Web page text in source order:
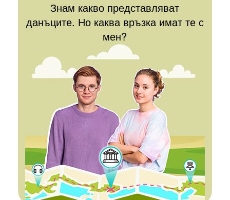
Знам какво представляват
данъците. Но каква връзка имат те с
мен?